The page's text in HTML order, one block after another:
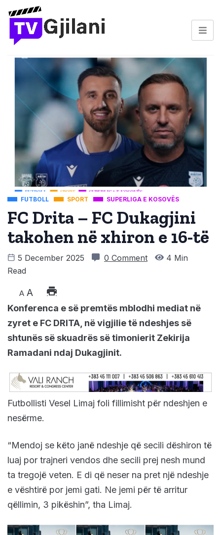
FUTBOLL SPORT SUPERLIGA E KOSOVËS
FC Drita – FC Dukagjini
takohen në xhiron e 16-të
5 December 2025 0 Comment
4 Min
Read
A A
Konferenca e së premtës mblodhi mediat në
zyret e FC DRITA, në vigjilie të ndeshjes së
shtunës së skuadrës së timonierit Zekirija
Ramadani ndaj Dukagjinit.
Futbollisti Vesel Limaj foli fillimisht për ndeshjen e
nesërme.
“Mendoj se këto janë ndeshje që secili dëshiron të
luaj por trajneri vendos dhe secili prej nesh mund
ta tregojë veten. E di që neser na pret një ndeshje
e vështirë por jemi gati. Ne jemi për të arritur
qëllimin, 3 pikëshin”, tha Limaj.